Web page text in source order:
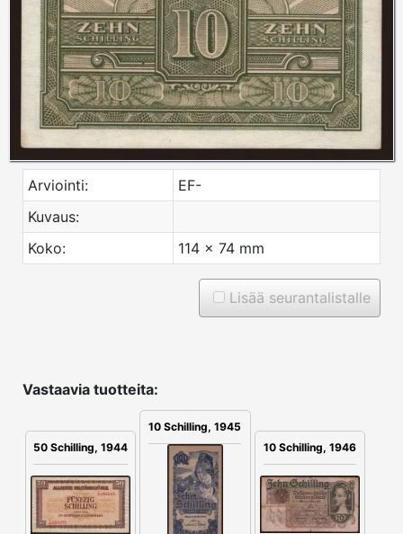
Arviointi:
EF-
Kuvaus:
Koko:
114 x 74 mm
Lisää seurantalistalle
Vastaavia tuotteita:
50 Schilling, 1944
10 Schilling, 1945
10 Schilling, 1946